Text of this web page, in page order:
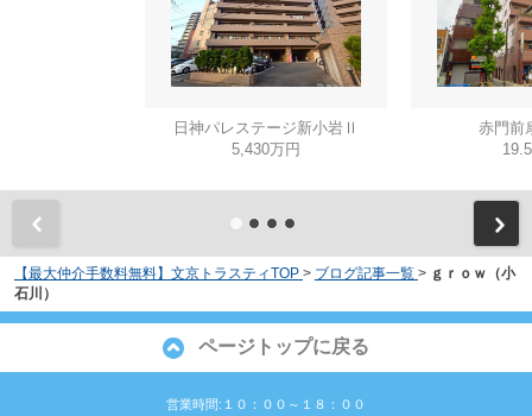
日神パレステージ新小岩Ⅱ
5,430万円
赤門前
【最大仲介手数料無料】文京トラスティTOP > ブログ記事一覧 > ｇｒｏｗ（小
石川）
ページトップに戻る
営業時間:１０：００～１８：００